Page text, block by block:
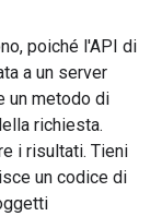
poiché l'API di
a un server
un metodo di
richiesta.
i risultati. Tieni
un codice di